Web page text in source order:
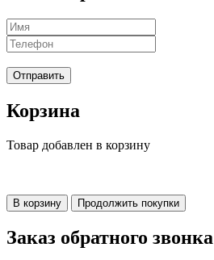
Отправить
Корзина
Товар добавлен в корзину
В корзину Продолжить покупки
Заказ обратного звонка